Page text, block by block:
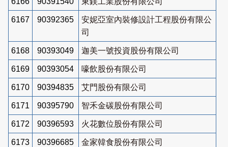
6167 90392365
安妮亞室內裝修設計工程股份有限公
司
6168 90393049 迦美一號投資股份有限公司
6169 90393054 嚎飲股份有限公司
6170 90394835 艾門股份有限公司
6171 90395790 智禾金碳股份有限公司
6172 90396593 火花數位股份有限公司
6173 90396685 金家韓食股份有限公司